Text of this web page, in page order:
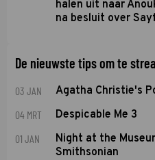
halen uit naar
na besluit over
De nieuwste tips om te
03 JAN Agatha Christie's
04 MRT Despicable Me 3
01 JAN
Night at the
Smithsonian